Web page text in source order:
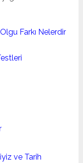
Farkı Nelerdir
ve Tarih